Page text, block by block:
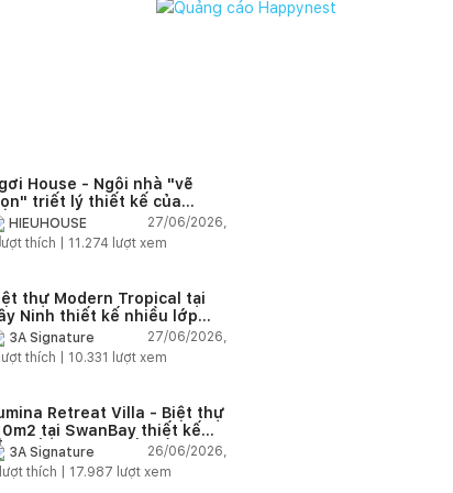
House - Ngôi nhà "vẽ
triết lý thiết kế của
HIEUHOUSE
27/06/2026,
thích | 11.274 lượt xem
thự Modern Tropical tại
Ninh thiết kế nhiều lớp
gian đón gió và lọc
tự nhiên
3A Signature
27/06/2026,
thích | 10.331 lượt xem
Retreat Villa - Biệt thự
tại SwanBay thiết kế
thất hiện đại kết nối thiên
theo phong cách nghỉ
3A Signature
26/06/2026,
lượt thích | 17.987 lượt xem